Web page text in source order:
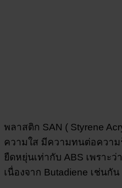
พลาสติก SAN ( Styrene
ความใส มีความทนต่อควา
ยืดหยุ่นเท่ากับ ABS เพราะ
เนื่องจาก Butadiene เช่นกัน